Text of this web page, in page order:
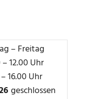
– Freitag
12.00 Uhr
16.00 Uhr
geschlossen